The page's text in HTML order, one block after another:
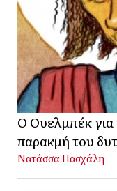
Ο Ουελμπέκ για
παρακμή του
Νατάσσα Πασχάλη